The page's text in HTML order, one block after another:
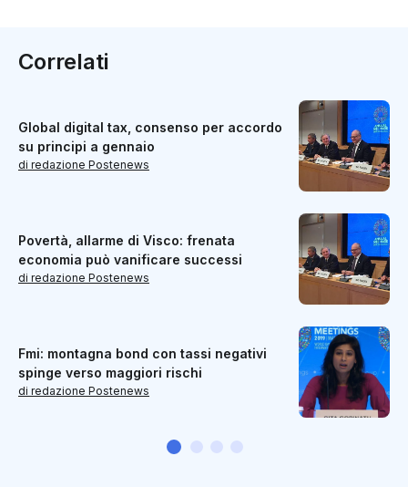
Correlati
Global digital tax, consenso per accordo
su principi a gennaio
di redazione Postenews
Povertà, allarme di Visco: frenata
economia può vanificare successi
di redazione Postenews
Fmi: montagna bond con tassi negativi
spinge verso maggiori rischi
di redazione Postenews